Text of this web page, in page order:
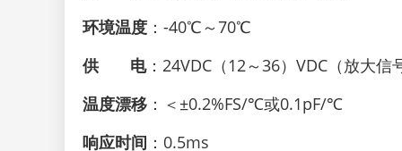
环境温度 ：-40℃～70℃
供 电：24VDC（12～36）VDC（放大信
温度漂移 ：＜±0.2%FS/℃或0.1pF/℃
响应时间 ：0.5ms